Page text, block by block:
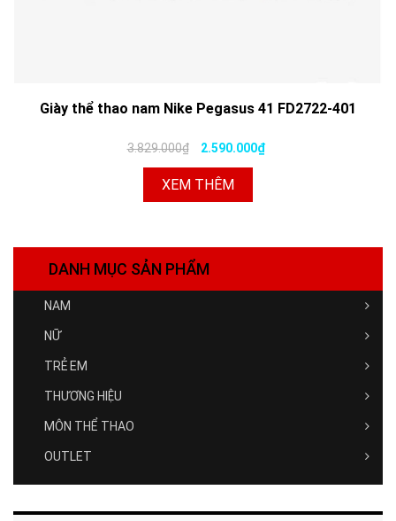
Giày thể thao nam Nike Pegasus 41 FD2722-401
3.829.000₫ 2.590.000₫
XEM THÊM
DANH MỤC SẢN PHẨM
NAM
NỮ
TRẺ EM
THƯƠNG HIỆU
MÔN THỂ THAO
OUTLET